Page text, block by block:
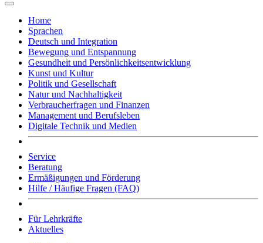
Home
Sprachen
Deutsch und Integration
Bewegung und Entspannung
Gesundheit und Persönlichkeitsentwicklung
Kunst und Kultur
Politik und Gesellschaft
Natur und Nachhaltigkeit
Verbraucherfragen und Finanzen
Management und Berufsleben
Digitale Technik und Medien
Service
Beratung
Ermäßigungen und Förderung
Hilfe / Häufige Fragen (FAQ)
Für Lehrkräfte
Aktuelles